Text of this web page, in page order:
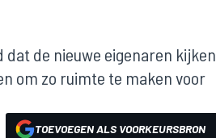
de nieuwe eigenaren kijken
om zo ruimte te maken voor
TOEVOEGEN ALS VOORKEURSBRON